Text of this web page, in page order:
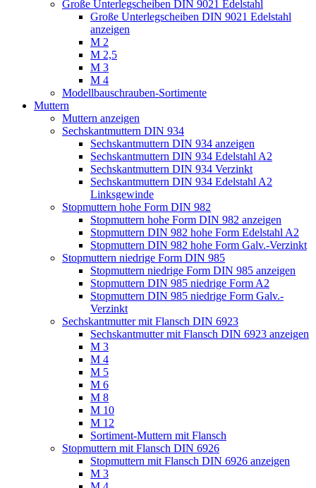
Große Unterlegscheiben DIN 9021 Edelstahl
Große Unterlegscheiben DIN 9021 Edelstahl
anzeigen
M 2
M 2,5
M 3
M 4
Modellbauschrauben-Sortimente
Muttern
Muttern anzeigen
Sechskantmuttern DIN 934
Sechskantmuttern DIN 934 anzeigen
Sechskantmuttern DIN 934 Edelstahl A2
Sechskantmuttern DIN 934 Verzinkt
Sechskantmuttern DIN 934 Edelstahl A2
Linksgewinde
Stopmuttern hohe Form DIN 982
Stopmuttern hohe Form DIN 982 anzeigen
Stopmuttern DIN 982 hohe Form Edelstahl A2
Stopmuttern DIN 982 hohe Form Galv.-Verzinkt
Stopmuttern niedrige Form DIN 985
Stopmuttern niedrige Form DIN 985 anzeigen
Stopmuttern DIN 985 niedrige Form A2
Stopmuttern DIN 985 niedrige Form Galv.-
Verzinkt
Sechskantmutter mit Flansch DIN 6923
Sechskantmutter mit Flansch DIN 6923 anzeigen
M 3
M 4
M 5
M 6
M 8
M 10
M 12
Sortiment-Muttern mit Flansch
Stopmuttern mit Flansch DIN 6926
Stopmuttern mit Flansch DIN 6926 anzeigen
M 3